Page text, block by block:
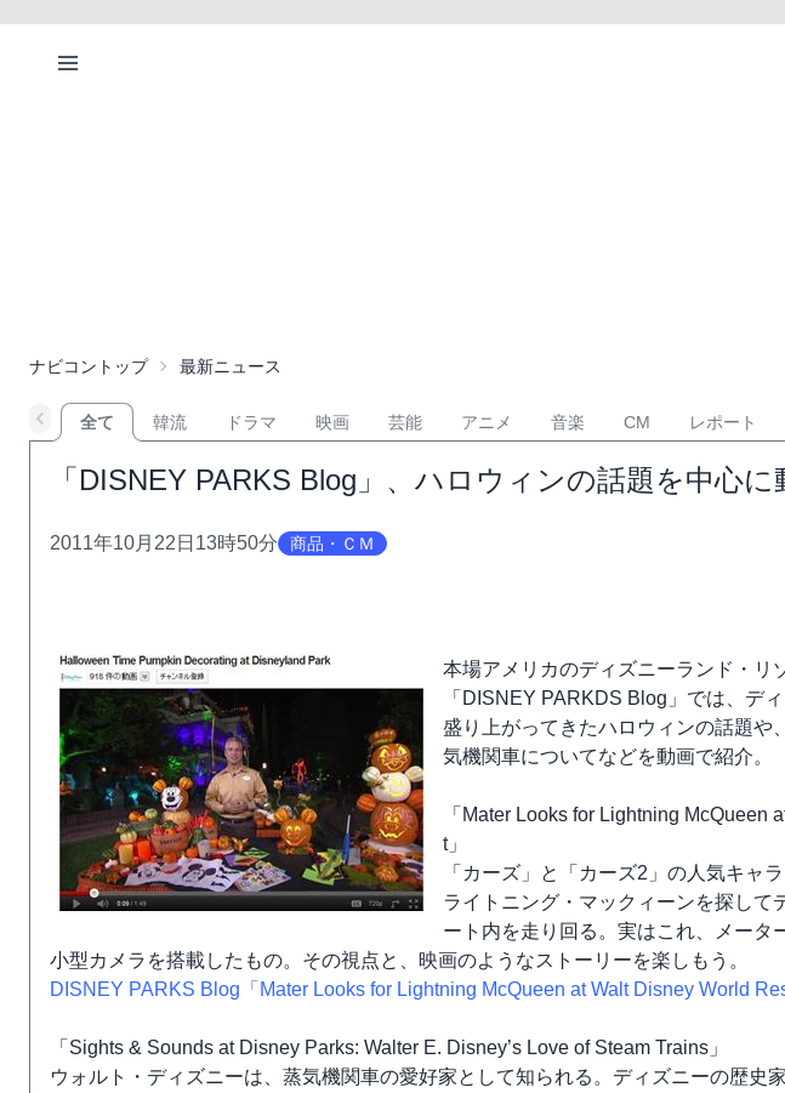
ナビコントップ 最新ニュース
全て 韓流 ドラマ 映画 芸能 アニメ 音楽 CM レポート
「DISNEY PARKS Blog」、ハロウィンの話題を中心に
2011年10月22日13時50分 商品・ＣＭ
本場アメリカのディズニーランド・リ
「DISNEY PARKDS Blog」では、デ
盛り上がってきたハロウィンの話題や
気機関車についてなどを動画で紹介。
「Mater Looks for Lightning McQueen
t」
「カーズ」と「カーズ2」の人気キャ
ライトニング・マックィーンを探して
ート内を走り回る。実はこれ、メータ
小型カメラを搭載したもの。その視点と、映画のようなストーリーを楽しもう。
DISNEY PARKS Blog「Mater Looks for Lightning McQueen at Walt Disney World
「Sights & Sounds at Disney Parks: Walter E. Disney’s Love of Steam Trains」
ウォルト・ディズニーは、蒸気機関車の愛好家として知られる。ディズニーの歴史